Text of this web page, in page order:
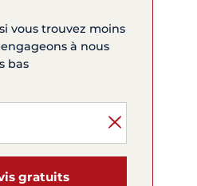
vous trouvez moins
à nous
bas
gratuits